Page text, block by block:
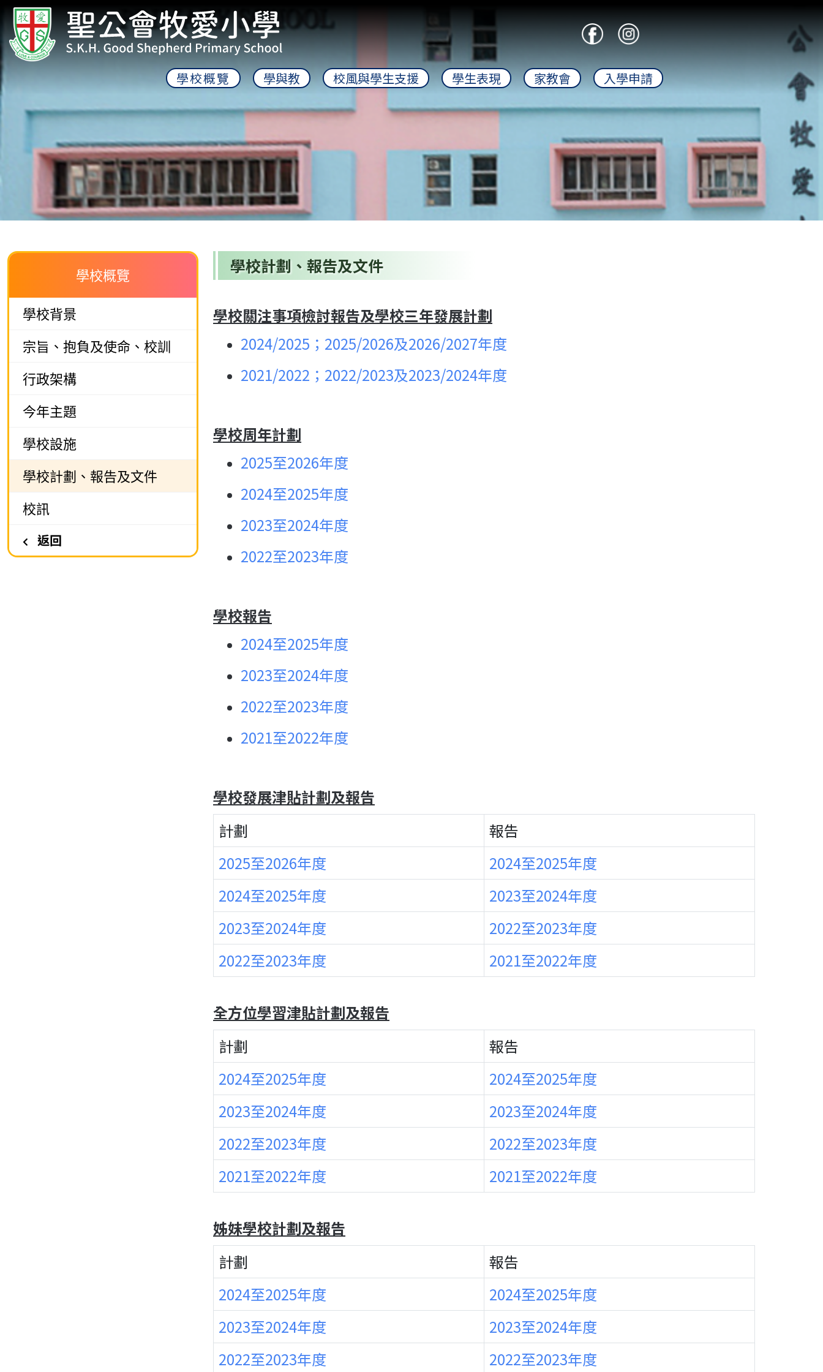
學校概覽 學與教 校風與學生支援 學生表現 家教會 入學申請
學校概覽
學校背景
宗旨、抱負及使命、校訓
行政架構
今年主題
學校設施
學校計劃、報告及文件
校訊
返回
學校計劃、報告及文件
學校關注事項檢討報告及學校三年發展計劃
2024/2025；2025/2026及2026/2027年度
2021/2022；2022/2023及2023/2024年度
學校周年計劃
2025至2026年度
2024至2025年度
2023至2024年度
2022至2023年度
學校報告
2024至2025年度
2023至2024年度
2022至2023年度
2021至2022年度
學校發展津貼計劃及報告
計劃
報告
2025至2026年度
2024至2025年度
2024至2025年度
2023至2024年度
2023至2024年度
2022至2023年度
2022至2023年度
2021至2022年度
全方位學習津貼計劃及報告
計劃
報告
2024至2025年度
2024至2025年度
2023至2024年度
2023至2024年度
2022至2023年度
2022至2023年度
2021至2022年度
2021至2022年度
姊妹學校計劃及報告
計劃
報告
2024至2025年度
2024至2025年度
2023至2024年度
2023至2024年度
2022至2023年度
2022至2023年度